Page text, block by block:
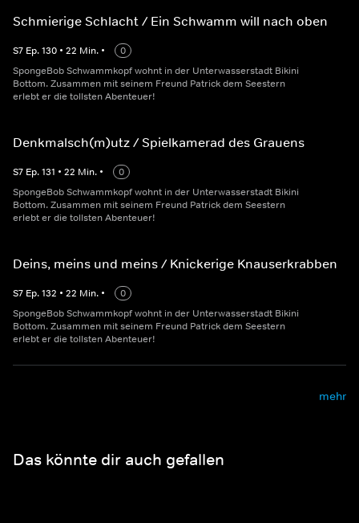
Schmierige Schlacht / Ein Schwamm will nach oben
S7 Ep.130 • 22 Min. •
0
SpongeBob Schwammkopf wohnt in der Unterwasserstadt Bikini
Bottom. Zusammen mit seinem Freund Patrick dem Seestern
erlebt er die tollsten Abenteuer!
Denkmalsch(m)utz / Spielkamerad des Grauens
S7 Ep.131 • 22 Min. •
0
SpongeBob Schwammkopf wohnt in der Unterwasserstadt Bikini
Bottom. Zusammen mit seinem Freund Patrick dem Seestern
erlebt er die tollsten Abenteuer!
Deins, meins und meins / Knickerige Knauserkrabben
S7 Ep.132 • 22 Min. •
0
SpongeBob Schwammkopf wohnt in der Unterwasserstadt Bikini
Bottom. Zusammen mit seinem Freund Patrick dem Seestern
erlebt er die tollsten Abenteuer!
mehr
Das könnte dir auch gefallen